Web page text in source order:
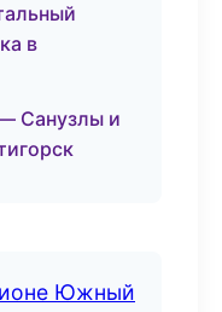
в
Санузлы и
Южный